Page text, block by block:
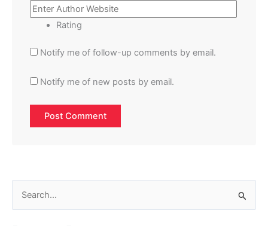
Rating
Notify me of follow-up comments by email.
Notify me of new posts by email.